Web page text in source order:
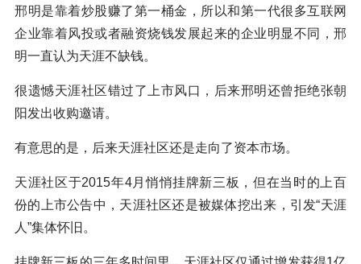
邢明是靠着炒股赚了第一桶金，所以和第一代很多互联网
企业靠着风投或者融资烧钱发展起来的企业明显不同，邢
明一直认为天涯不缺钱。
很遗憾天涯社区错过了上市风口，后来邢明还曾拒绝张朝
阳发出收购邀请。
有意思的是，后来天涯社区还是走向了资本市场。
天涯社区于2015年4月悄悄挂牌新三板，但在当时的上百
份的上市公告中，天涯社区还是被媒体挖出来，引发“天涯
人”集体怀旧。